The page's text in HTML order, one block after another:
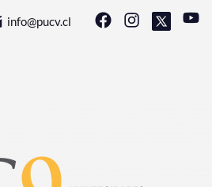
info@pucv.cl